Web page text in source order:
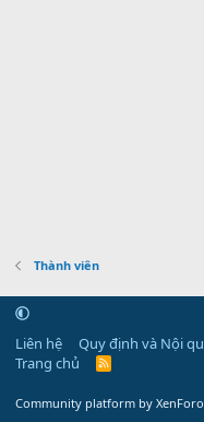
Thành viên
Liên hệ Quy định và Nội
Trang chủ
R
Community platform by XenForo